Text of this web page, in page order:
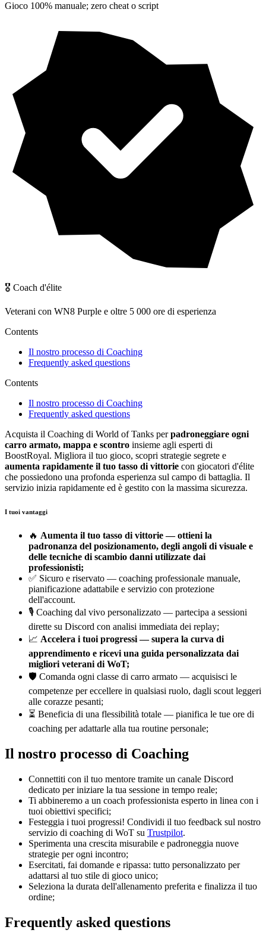
Gioco 100% manuale; zero cheat o script
🎖️ Coach d'élite
Veterani con WN8 Purple e oltre 5 000 ore di esperienza
Contents
Il nostro processo di Coaching
Frequently asked questions
Contents
Il nostro processo di Coaching
Frequently asked questions
Acquista il Coaching di World of Tanks perpadroneggiare ogni
carro armato, mappa e scontro insieme agli esperti di
BoostRoyal. Migliora il tuo gioco, scopri strategie segrete e
aumenta rapidamente il tuo tasso di vittorie con giocatori d'élite
che possiedono una profonda esperienza sul campo di battaglia. Il
servizio inizia rapidamente ed è gestito con la massima sicurezza.
I tuoi vantaggi
🔥 Aumenta il tuo tasso di vittorie — ottieni la
padronanza del posizionamento, degli angoli di visuale e
delle tecniche di scambio danni utilizzate dai
professionisti;
✅ Sicuro e riservato — coaching professionale manuale,
pianificazione adattabile e servizio con protezione
dell'account.
🎙️ Coaching dal vivo personalizzato — partecipa a sessioni
dirette su Discord con analisi immediata dei replay;
📈 Accelera i tuoi progressi — supera la curva di
apprendimento e ricevi una guida personalizzata dai
migliori veterani di WoT;
🛡️ Comanda ogni classe di carro armato — acquisisci le
competenze per eccellere in qualsiasi ruolo, dagli scout leggeri
alle corazze pesanti;
⏳ Beneficia di una flessibilità totale — pianifica le tue ore di
coaching per adattarle alla tua routine personale;
Il nostro processo di Coaching
Connettiti con il tuo mentore tramite un canale Discord
dedicato per iniziare la tua sessione in tempo reale;
Ti abbineremo a un coach professionista esperto in linea con i
tuoi obiettivi specifici;
Festeggia i tuoi progressi! Condividi il tuo feedback sul nostro
servizio di coaching di WoT su Trustpilot.
Sperimenta una crescita misurabile e padroneggia nuove
strategie per ogni incontro;
Esercitati, fai domande e ripassa: tutto personalizzato per
adattarsi al tuo stile di gioco unico;
Seleziona la durata dell'allenamento preferita e finalizza il tuo
ordine;
Frequently asked questions